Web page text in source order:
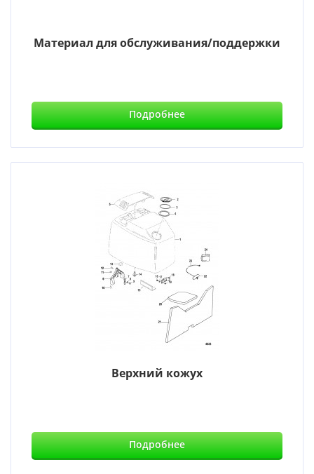
Материал для обслуживания/поддержки
Подробнее
Верхний кожух
Подробнее